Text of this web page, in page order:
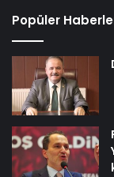
Popüler